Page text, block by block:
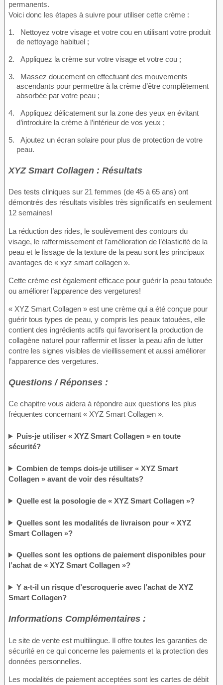
permanents.
Voici donc les étapes à suivre pour utiliser cette crème :
Nettoyez votre visage et votre cou en utilisant votre produit
de nettoyage habituel ;
Appliquez la crème sur votre visage et votre cou ;
Massez doucement en effectuant des mouvements
ascendants pour permettre à la crème d’être complètement
absorbée par votre peau ;
Appliquez délicatement sur la zone des yeux en évitant
d’introduire la crème à l’intérieur de vos yeux ;
Ajoutez un écran solaire pour plus de protection de votre
peau.
XYZ Smart Collagen : Résultats
Des tests cliniques sur 21 femmes (de 45 à 65 ans) ont
démontrés des résultats visibles très significatifs en seulement
12 semaines!
La réduction des rides, le soulèvement des contours du
visage, le raffermissement et l’amélioration de l’élasticité de la
peau et le lissage de la texture de la peau sont les principaux
avantages de « xyz smart collagen ».
Cette crème est également efficace pour guérir la peau tatouée
ou améliorer l’apparence des vergetures!
« XYZ Smart Collagen » est une crème qui a été conçue pour
guérir tous types de peau, y compris les peaux tatouées, elle
contient des ingrédients actifs qui favorisent la production de
collagène naturel pour raffermir et lisser la peau afin de lutter
contre les signes visibles de vieillissement et aussi améliorer
l’apparence des vergetures.
Questions / Réponses :
Ce chapitre vous aidera à répondre aux questions les plus
fréquentes concernant « XYZ Smart Collagen ».
Puis-je utiliser « XYZ Smart Collagen » en toute
sécurité?
Combien de temps dois-je utiliser « XYZ Smart
Collagen » avant de voir des résultats?
Quelle est la posologie de « XYZ Smart Collagen »?
Quelles sont les modalités de livraison pour « XYZ
Smart Collagen »?
Quelles sont les options de paiement disponibles pour
l’achat de « XYZ Smart Collagen »?
Y a-t-il un risque d’escroquerie avec l’achat de XYZ
Smart Collagen?
Informations Complémentaires :
Le site de vente est multilingue. Il offre toutes les garanties de
sécurité en ce qui concerne les paiements et la protection des
données personnelles.
Les modalités de paiement acceptées sont les cartes de débit